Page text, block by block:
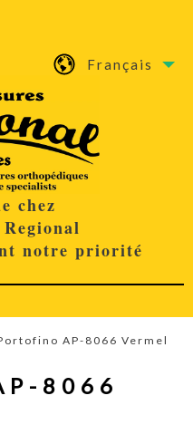
Français
chez
notre priorité
AP-8066 Vermel
8066